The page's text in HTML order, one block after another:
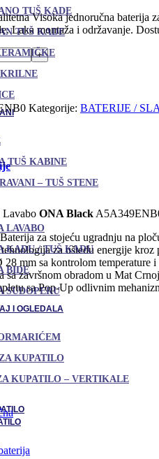
TUŠ KADE
TUŠ KADE
TUŠ KABINE
– TUŠ STENE
LAVABO
KADU / TUŠ KADU
BIDE
SUDOPERU
I OGLEDALA
KUPATILO
KUPATILO – VERTIKALE
Visoka jednoručna baterija
Laka montaža i održavanje.
Kategorije: BATERIJE /
Lavabo ONA Black
za stojeću ugradnju na
za uštedu energije kroz
mm sa kontrolom temperature i
sa završnom obradom u Mat
sa Pop-Up odlivnim